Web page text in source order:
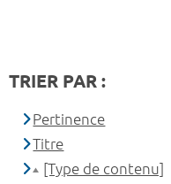
TRIER PAR :
Pertinence
Titre
[Type de contenu]